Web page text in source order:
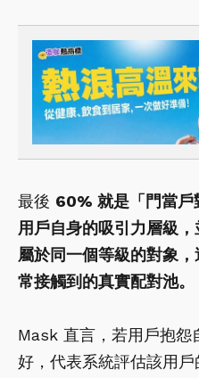
最後 60% 就是「門當戶
用戶自身的吸引力層級
屬於同一個等級的對象
常接觸到的真實配對池。
Mask 直言，若用戶抱怨
好，代表系統評估該用戶